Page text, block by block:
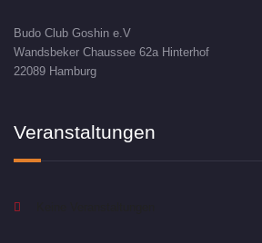
Budo Club Goshin e.V
Wandsbeker Chaussee 62a Hinterhof
22089 Hamburg
Veranstaltungen